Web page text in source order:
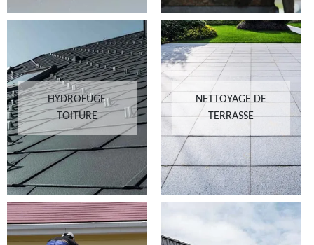
HYDROFUGE
TOITURE
NETTOYAGE DE
TERRASSE